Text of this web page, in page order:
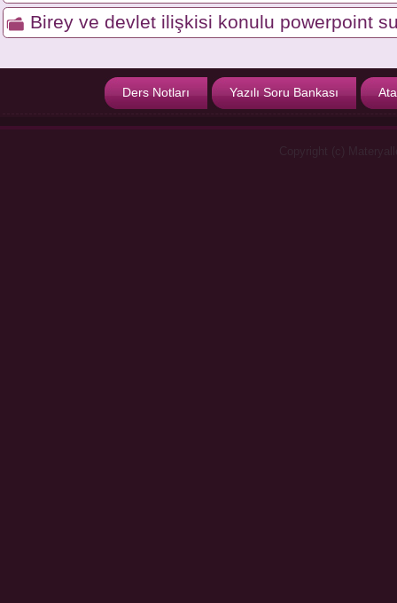
Birey ve devlet ilişkisi konulu powerpoint
Ders Notları Yazılı Soru Bankası